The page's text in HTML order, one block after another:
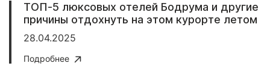
ТОП-5 люксовых отелей Бодрума и другие
причины отдохнуть на этом курорте летом
28.04.2025
Подробнее